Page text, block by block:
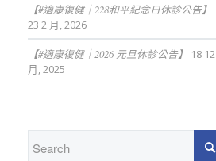
【#適康復健｜228和平紀念日休診公告】
23 2 月, 2026
【#適康復健｜2026 元旦休診公告】
18 12
月, 2025